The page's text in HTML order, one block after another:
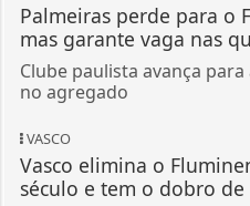
Palmeiras perde para o
mas garante vaga nas
Clube paulista avança
no agregado
VASCO
Vasco elimina o
século e tem o dobro de